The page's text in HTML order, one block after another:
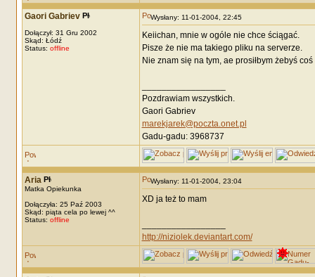
Gaori Gabriev
Dołączył: 31 Gru 2002
Skąd: Łódź
Status: offline
Wysłany: 11-01-2004, 22:45
Keiichan, mnie w ogóle nie chce ściągać.
Pisze że nie ma takiego pliku na serverze.
Nie znam się na tym, ae prosiłbym żebyś coś
Pozdrawiam wszystkich.
Gaori Gabriev
marekjarek@poczta.onet.pl
Gadu-gadu: 3968737
Aria
Matka Opiekunka
Dołączyła: 25 Paź 2003
Skąd: piąta cela po lewej ^^
Status: offline
Wysłany: 11-01-2004, 23:04
XD ja też to mam
http://niziolek.deviantart.com/